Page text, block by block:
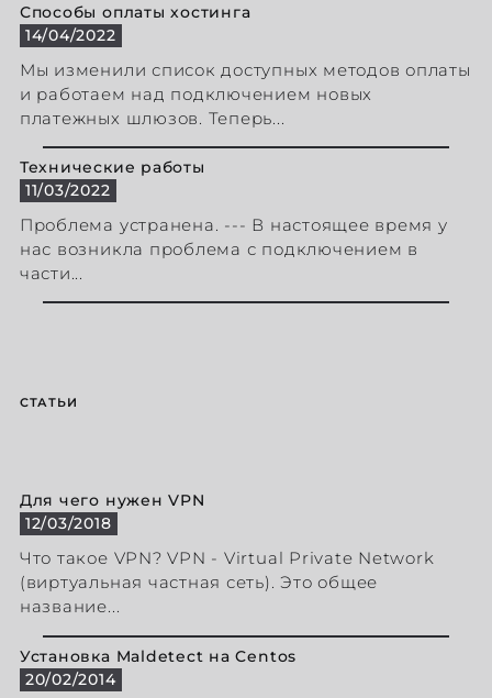
Способы оплаты хостинга
14/04/2022
Мы изменили список доступных методов оплаты
и работаем над подключением новых
платежных шлюзов. Теперь...
Технические работы
11/03/2022
Проблема устранена. --- В настоящее время у
нас возникла проблема с подключением в
части...
СТАТЬИ
Для чего нужен VPN
12/03/2018
Что такое VPN? VPN - Virtual Private Network
(виртуальная частная сеть). Это общее
название...
Установка Maldetect на Centos
20/02/2014